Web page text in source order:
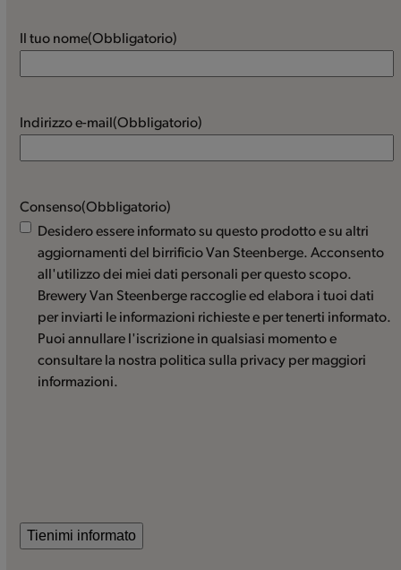
Il tuo nome(Obbligatorio)
Indirizzo e-mail (Obbligatorio)
Consenso(Obbligatorio)
Desidero essere informato su questo prodotto e su altri
aggiornamenti del birrificio Van Steenberge. Acconsento
all'utilizzo dei miei dati personali per questo scopo.
Brewery Van Steenberge raccoglie ed elabora i tuoi dati
per inviarti le informazioni richieste e per tenerti informato.
Puoi annullare l'iscrizione in qualsiasi momento e
consultare la nostra politica sulla privacy per maggiori
informazioni.
Tienimi informato